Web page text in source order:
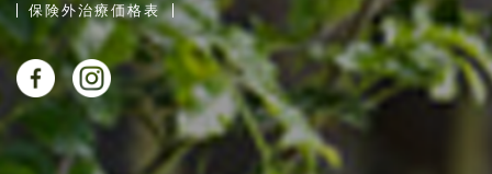
保険外治療価格表